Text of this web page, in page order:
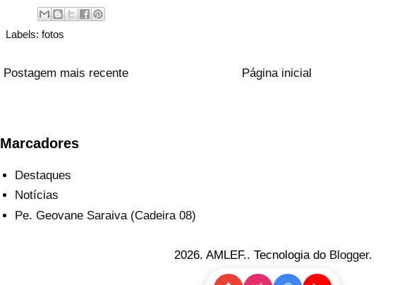
Labels: fotos
Postagem mais recente Página inicial
Marcadores
Destaques
Notícias
Pe. Geovane Saraiva (Cadeira 08)
2026. AMLEF.. Tecnologia do Blogger.